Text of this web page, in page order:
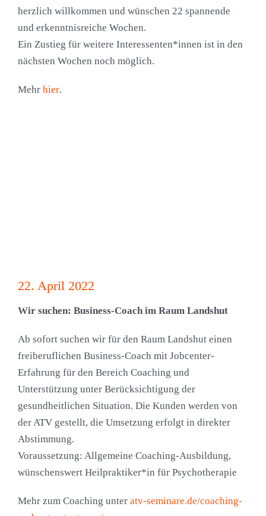
herzlich willkommen und wünschen 22 spannende
und erkenntnisreiche Wochen.
Ein Zustieg für weitere Interessenten*innen ist in den
nächsten Wochen noch möglich.
Mehr hier.
22. April 2022
Wir suchen: Business-Coach im Raum Landshut
Ab sofort suchen wir für den Raum Landshut einen
freiberuflichen Business-Coach mit Jobcenter-
Erfahrung für den Bereich Coaching und
Unterstützung unter Berücksichtigung der
gesundheitlichen Situation. Die Kunden werden von
der ATV gestellt, die Umsetzung erfolgt in direkter
Abstimmung.
Voraussetzung: Allgemeine Coaching-Ausbildung,
wünschenswert Heilpraktiker*in für Psychotherapie
Mehr zum Coaching unter atv-seminare.de/coaching-